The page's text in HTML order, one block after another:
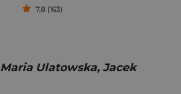
7,8 (163)
Maria Ulatowska, Jacek